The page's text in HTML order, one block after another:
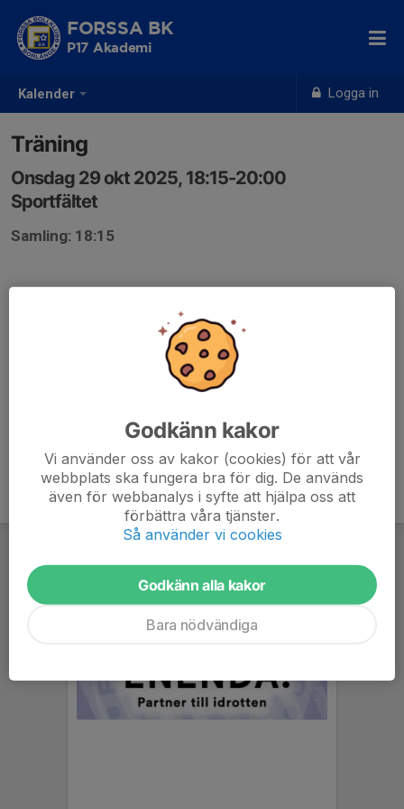
Kalender Logga in
FORSSA BK
P17 Akademi
Träning
Onsdag 29 okt 2025, 18:15-20:00
Sportfältet
Samling: 18:15
Godkänn kakor
Vi använder oss av kakor (cookies) för att vår
webbplats ska fungera bra för dig. De används
även för webbanalys i syfte att hjälpa oss att
förbättra våra tjänster.
Så använder vi cookies
Godkänn alla kakor
Bara nödvändiga